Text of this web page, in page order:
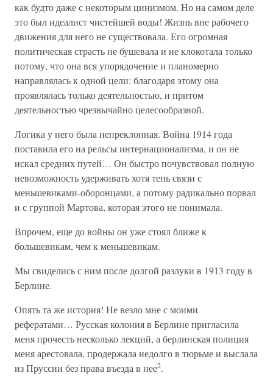
как будто даже с некоторым цинизмом. Но на самом деле
это был идеалист чистейшей воды! Жизнь вне рабочего
движения для него не существовала. Его огромная
политическая страсть не бушевала и не клокотала только
потому, что она вся упорядочение и планомерно
направлялась к одной цели: благодаря этому она
проявлялась только деятельностью, и притом
деятельностью чрезвычайно целесообразной.
Логика у него была непреклонная. Война 1914 года
поставила его на рельсы интернационализма, и он не
искал средних путей… Он быстро почувствовал полную
невозможность удерживать хотя тень связи с
меньшевиками-оборонцами, а потому радикально порвал
и с группой Мартова, которая этого не понимала.
Впрочем, еще до войны он уже стоял ближе к
большевикам, чем к меньшевикам.
Мы свиделись с ним после долгой разлуки в 1913 году в
Берлине.
Опять та же история! Не везло мне с моими
рефератами… Русская колония в Берлине пригласила
меня прочесть несколько лекций, а берлинская полиция
меня арестовала, продержала недолго в тюрьме и выслала
из Пруссии без права въезда в нее2.